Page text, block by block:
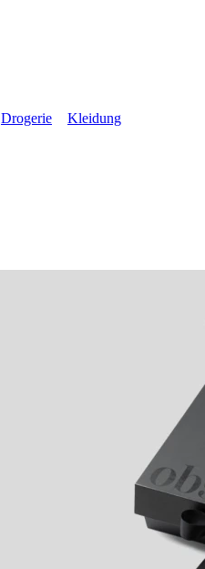
Drogerie
Kleidung